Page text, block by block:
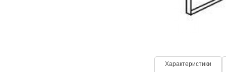
Характеристики